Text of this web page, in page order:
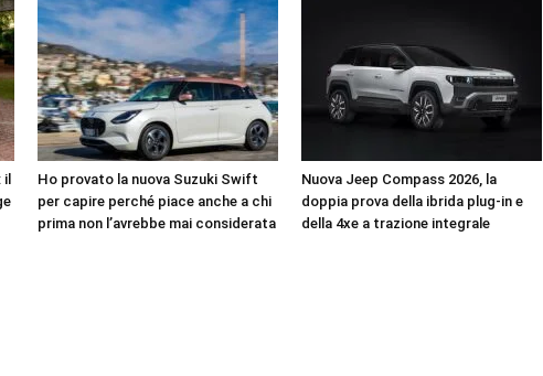
il
Ho provato la nuova Suzuki Swift
per capire perché piace anche a chi
prima non l’avrebbe mai considerata
Nuova Jeep Compass 2026, la
doppia prova della ibrida plug-in e
della 4xe a trazione integrale